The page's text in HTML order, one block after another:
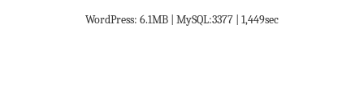
WordPress: 6.1MB | MySQL:3377 | 1,449sec